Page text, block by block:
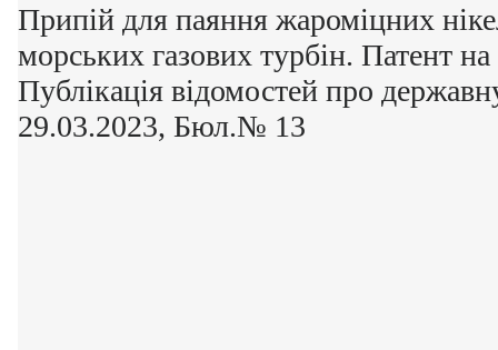
Припій для паяння жароміцних
морських газових турбін. Патент
Публікація відомостей про
29.03.2023, Бюл.№ 13